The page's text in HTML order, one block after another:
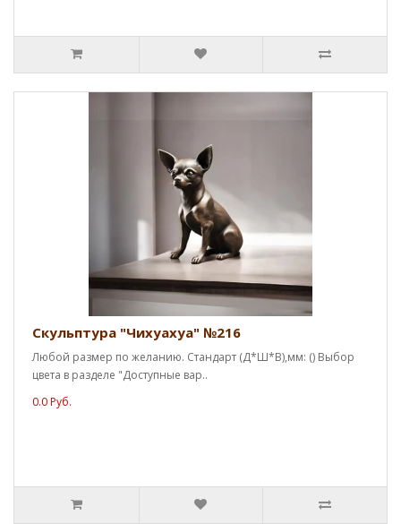
Скульптура "Чихуахуа" №216
Любой размер по желанию. Стандарт (Д*Ш*В),мм: () Выбор
цвета в разделе "Доступные вар..
0.0 Руб.